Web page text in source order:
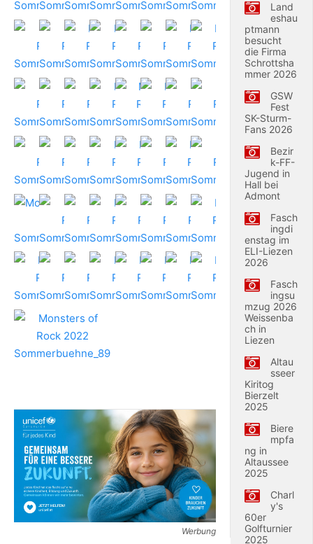
Werbung
Land
eshau
ptmann
besucht
die Firma
Schrottsha
mmer 2026
GSW
Fest
SK-Sturm-
Fans 2026
Bezir
k-FF-
Jugend in
Hall bei
Admont
Fasch
ingdi
enstag im
ELI-Liezen
2026
Fasch
ingsu
mzug 2026
Weissenba
ch in
Liezen
Altau
sseer
Kiritog
Bierzelt
2025
Biere
mpfa
ng in
Altaussee
2025
Charl
y's
60er
Golfturnier
2025